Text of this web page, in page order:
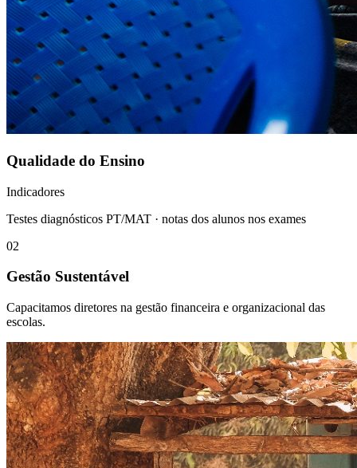
Qualidade do Ensino
Indicadores
Testes diagnósticos PT/MAT · notas dos alunos nos exames
02
Gestão Sustentável
Capacitamos diretores na gestão financeira e organizacional das
escolas.